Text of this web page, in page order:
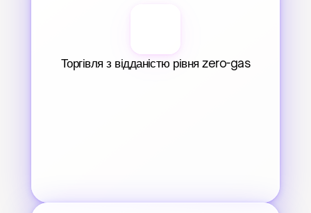
Торгівля з відданістю рівня zero-gas